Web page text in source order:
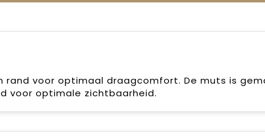
rand voor optimaal draagcomfort. De muts is
voor optimale zichtbaarheid.